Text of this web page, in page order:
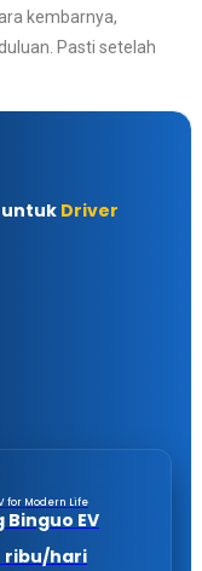
kembarnya,
Pasti setelah
untuk Driver
for Modern Life
Binguo EV
ribu/hari